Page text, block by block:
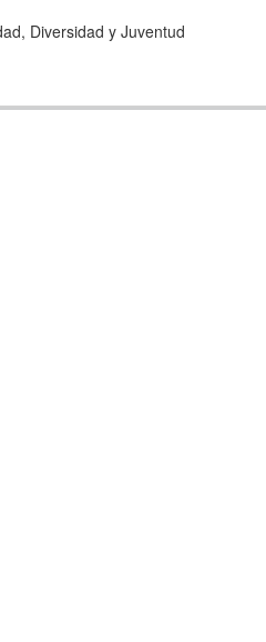
Diversidad y Juventud